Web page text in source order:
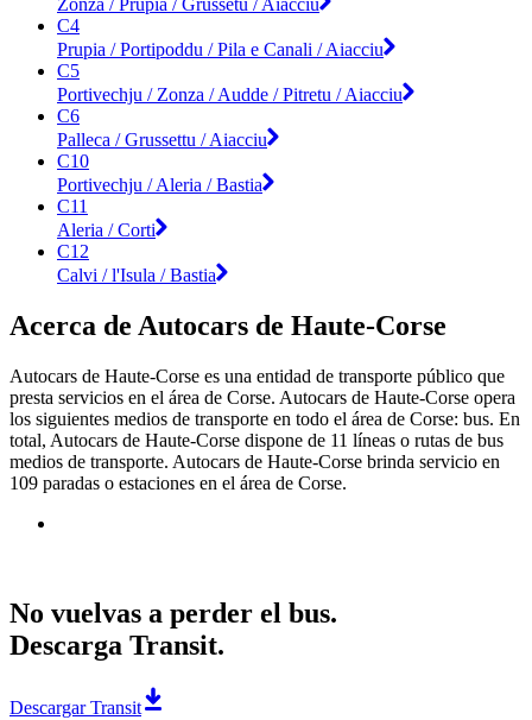
C4
Prupia / Portipoddu / Pila e Canali / Aiacciu
C5
Portivechju / Zonza / Audde / Pitretu / Aiacciu
C6
Palleca / Grussettu / Aiacciu
C10
Portivechju / Aleria / Bastia
C11
Aleria / Corti
C12
Calvi / l'Isula / Bastia
Acerca de Autocars de Haute-Corse
Autocars de Haute-Corse es una entidad de transporte público que
presta servicios en el área de Corse. Autocars de Haute-Corse opera
los siguientes medios de transporte en todo el área de Corse: bus. En
total, Autocars de Haute-Corse dispone de 11 líneas o rutas de bus
medios de transporte. Autocars de Haute-Corse brinda servicio en
109 paradas o estaciones en el área de Corse.
No vuelvas a perder el bus.
Descarga Transit.
Descargar Transit